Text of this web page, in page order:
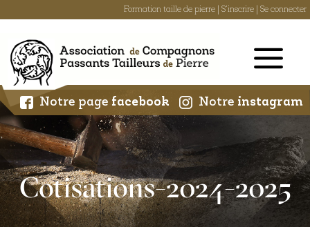
Formation taille de pierre S'inscrire Se connecter
content
Notre page facebook Notre instagram
Cotisations-2024-2025